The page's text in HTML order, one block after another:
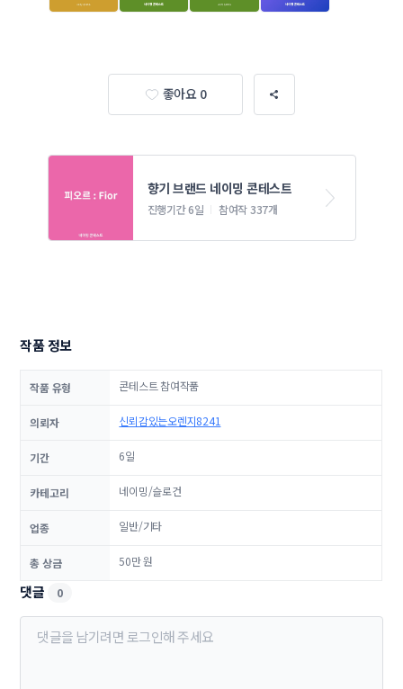
좋아요 0
향기 브랜드 네이밍 콘테스트
진행기간 6일 참여작 337개
작품 정보
작품 유형 콘테스트 참여작품
의뢰자 신뢰감있는오렌지8241
기간 6일
카테고리 네이밍/슬로건
업종 일반/기타
총 상금 50만 원
댓글 0